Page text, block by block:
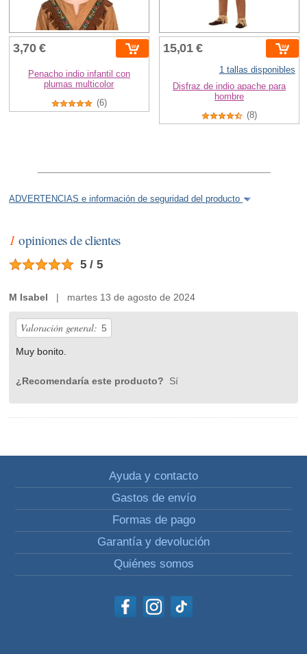
3,70 €
Penacho indio infantil con
plumas multicolor
(6)
15,01 €
1 tallas disponibles
Disfraz de indio apache para
hombre
(8)
ADVERTENCIAS e información de seguridad del producto
1 opiniones de clientes
5 / 5
M Isabel | martes 13 de agosto de 2024
Valoración general: 5
Muy bonito.
¿Recomendaría este producto? Sí
Ayuda y contacto
Gastos de envío
Formas de pago
Garantía y devolución
Quiénes somos